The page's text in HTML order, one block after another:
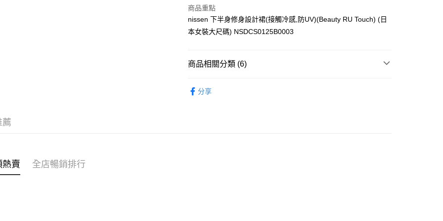
AlipayHK
PayMe
商品重點
nissen 下半身修身設計裙(接觸冷感,防UV)(Beauty RU Touch) (日
本女裝大尺碼) NSDCS0125B0003
商品相關分類 (6)
分享
薦
賣 全店暢銷排行